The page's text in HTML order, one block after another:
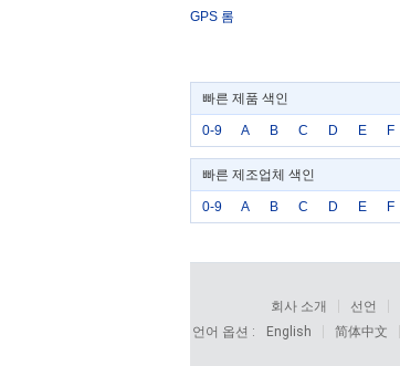
GPS 롬
빠른 제품 색인
0-9 A B C D E F
빠른 제조업체 색인
0-9 A B C D E F
회사 소개 선언
언어 옵션 :
English 简体中文